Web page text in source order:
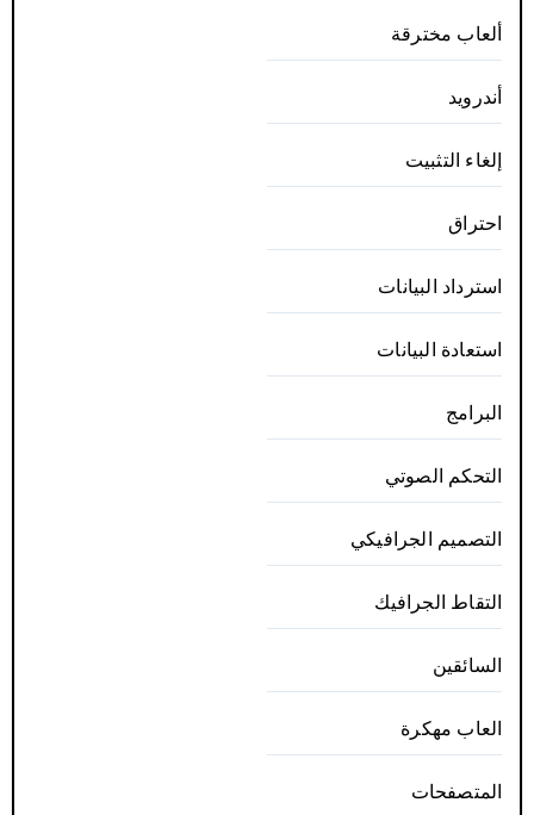
ألعاب مخترقة
أندرويد
إلغاء التثبيت
احتراق
استرداد البيانات
استعادة البيانات
البرامج
التحكم الصوتي
التصميم الجرافيكي
التقاط الجرافيك
السائقين
العاب مهكرة
المتصفحات